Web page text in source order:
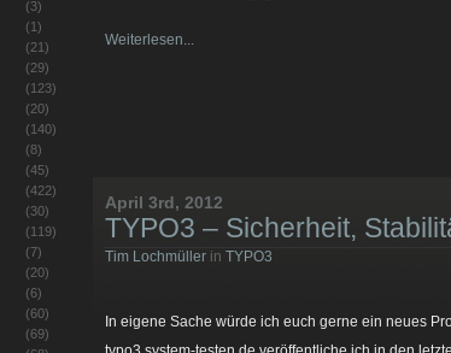
Weiterlesen...
April 3rd, 2012
TYPO3 – Sicherheit,
Tim Lochmüller in TYPO3
In eigene Sache würde ich euch gerne ein neues
(3)
(1)
(21)
(29)
(123)
(20)
(140)
(8)
(45)
(422)
(30)
(119)
(7)
(20)
(6)
(60)
(69)